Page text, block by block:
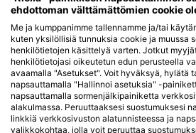
catering-palveluita tällä
sukelluskohteella
ehdottoman välttämättömien cookie
Me ja kumppanimme tallennamme ja/tai
kuten yksilöllisiä tunnuksia cookie ja muussa
henkilötietojen käsittelyä varten. Jotkut
henkilötietojasi oikeutetun edun perusteella
avaamalla "Asetukset". Voit hyväksyä, hylätä
napsauttamalla "Hallinnoi asetuksia" -
napsauttamalla sormenjälkipainiketta
alakulmassa. Peruuttaaksesi suostumuksesi
linkkiä verkkosivuston alatunnisteessa ja
valikkokohtaa, jolla voit peruuttaa